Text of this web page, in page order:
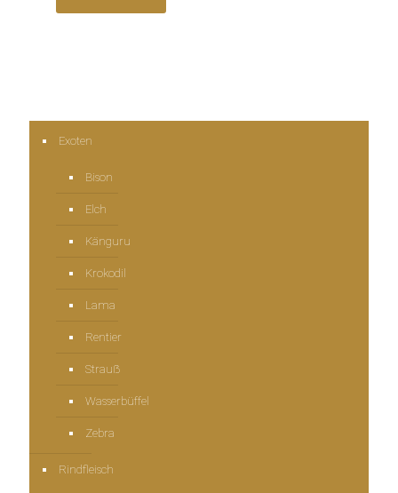
Exoten
Bison
Elch
Känguru
Krokodil
Lama
Rentier
Strauẞ
Wasserbüffel
Zebra
Rindfleisch